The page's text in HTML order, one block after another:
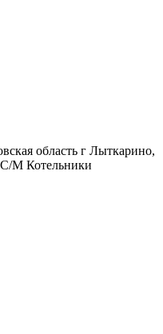
область г Лыткарино,
С/М Котельники